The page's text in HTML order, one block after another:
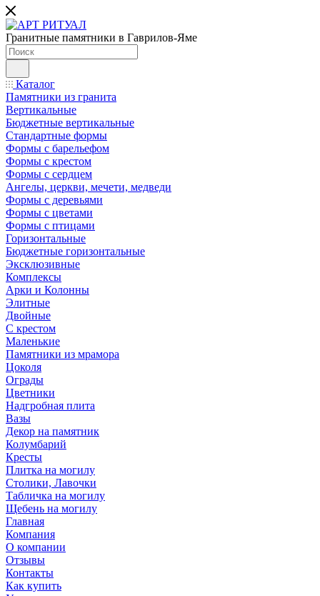
Гранитные памятники в Гаврилов-Яме
Каталог
Памятники из гранита
Вертикальные
Бюджетные вертикальные
Стандартные формы
Формы с барельефом
Формы с крестом
Формы с сердцем
Ангелы, церкви, мечети, медведи
Формы с деревьями
Формы с цветами
Формы с птицами
Горизонтальные
Бюджетные горизонтальные
Эксклюзивные
Комплексы
Арки и Колонны
Элитные
Двойные
С крестом
Маленькие
Памятники из мрамора
Цоколя
Ограды
Цветники
Надгробная плита
Вазы
Декор на памятник
Колумбарий
Кресты
Плитка на могилу
Столики, Лавочки
Табличка на могилу
Щебень на могилу
Главная
Компания
О компании
Отзывы
Контакты
Как купить